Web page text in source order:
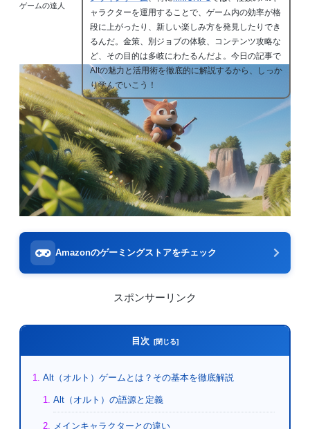
ゲームの達人
ャラクターを運用することで、ゲーム内の効率が格
段に上がったり、新しい楽しみ方を発見したりでき
るんだ。金策、別ジョブの体験、コンテンツ攻略な
ど、その目的は多岐にわたるんだよ。今日の記事で
Altの魅力と活用術を徹底的に解説するから、しっか
り学んでいこう！
Amazonのゲーミングストアをチェック
スポンサーリンク
目次
Alt（オルト）ゲームとは？その基本を徹底解説
Alt（オルト）の語源と定義
メインキャラクターとの違い